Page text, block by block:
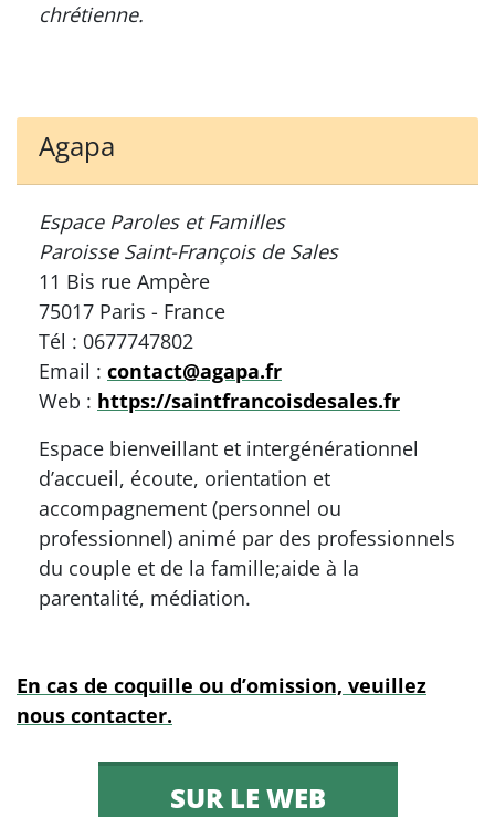
chrétienne.
Agapa
Espace Paroles et Familles
Paroisse Saint-François de Sales
11 Bis rue Ampère
75017 Paris - France
Tél : 0677747802
Email : contact@agapa.fr
Web : https://saintfrancoisdesales.fr
Espace bienveillant et intergénérationnel
d’accueil, écoute, orientation et
accompagnement (personnel ou
professionnel) animé par des professionnels
du couple et de la famille;aide à la
parentalité, médiation.
En cas de coquille ou d’omission, veuillez
nous contacter.
SUR LE WEB